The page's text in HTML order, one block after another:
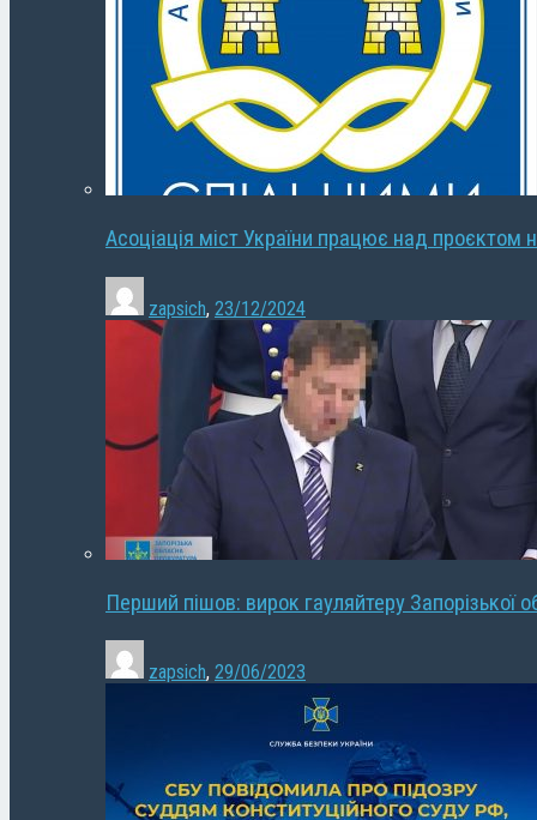
Асоціація міст України працює над проєктом
zapsich, 23/12/2024
Перший пішов: вирок гауляйтеру Запорізької
zapsich, 29/06/2023